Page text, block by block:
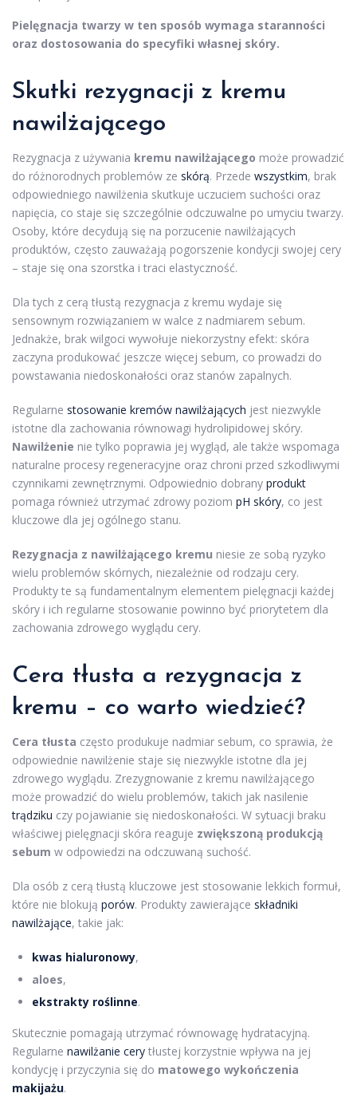
Pielęgnacja twarzy w ten sposób wymaga staranności
oraz dostosowania do specyfiki własnej skóry.
Skutki rezygnacji z kremu
nawilżającego
Rezygnacja z używania kremu nawilżającego może prowadzić
do różnorodnych problemów ze skórą. Przede wszystkim, brak
odpowiedniego nawilżenia skutkuje uczuciem suchości oraz
napięcia, co staje się szczególnie odczuwalne po umyciu twarzy.
Osoby, które decydują się na porzucenie nawilżających
produktów, często zauważają pogorszenie kondycji swojej cery
– staje się ona szorstka i traci elastyczność.
Dla tych z cerą tłustą rezygnacja z kremu wydaje się
sensownym rozwiązaniem w walce z nadmiarem sebum.
Jednakże, brak wilgoci wywołuje niekorzystny efekt: skóra
zaczyna produkować jeszcze więcej sebum, co prowadzi do
powstawania niedoskonałości oraz stanów zapalnych.
Regularne stosowanie kremów nawilżających jest niezwykle
istotne dla zachowania równowagi hydrolipidowej skóry.
Nawilżenie nie tylko poprawia jej wygląd, ale także wspomaga
naturalne procesy regeneracyjne oraz chroni przed szkodliwymi
czynnikami zewnętrznymi. Odpowiednio dobrany produkt
pomaga również utrzymać zdrowy poziom pH skóry, co jest
kluczowe dla jej ogólnego stanu.
Rezygnacja z nawilżającego kremu niesie ze sobą ryzyko
wielu problemów skórnych, niezależnie od rodzaju cery.
Produkty te są fundamentalnym elementem pielęgnacji każdej
skóry i ich regularne stosowanie powinno być priorytetem dla
zachowania zdrowego wyglądu cery.
Cera tłusta a rezygnacja z
kremu – co warto wiedzieć?
Cera tłusta często produkuje nadmiar sebum, co sprawia, że
odpowiednie nawilżenie staje się niezwykle istotne dla jej
zdrowego wyglądu. Zrezygnowanie z kremu nawilżającego
może prowadzić do wielu problemów, takich jak nasilenie
trądziku czy pojawianie się niedoskonałości. W sytuacji braku
właściwej pielęgnacji skóra reaguje zwiększoną produkcją
sebum w odpowiedzi na odczuwaną suchość.
Dla osób z cerą tłustą kluczowe jest stosowanie lekkich formuł,
które nie blokują porów. Produkty zawierające składniki
nawilżające, takie jak:
kwas hialuronowy,
aloes,
ekstrakty roślinne.
Skutecznie pomagają utrzymać równowagę hydratacyjną.
Regularne nawilżanie cery tłustej korzystnie wpływa na jej
kondycję i przyczynia się do matowego wykończenia
makijażu.